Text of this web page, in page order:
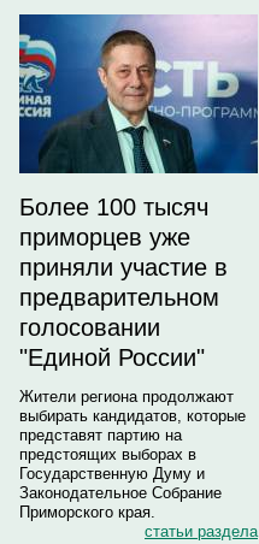
Более 100 тысяч
приморцев уже
приняли участие в
предварительном
голосовании
"Единой России"
Жители региона продолжают
выбирать кандидатов, которые
представят партию на
предстоящих выборах в
Государственную Думу и
Законодательное Собрание
Приморского края.
статьи раздела